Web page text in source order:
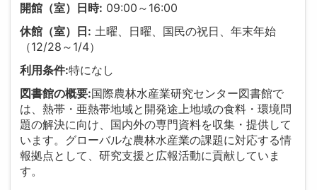
開館（室）日時: 09:00～16:00
休館（室）日: 土曜、日曜、国民の祝日、年末年始
（12/28～1/4）
利用条件:特になし
図書館の概要:国際農林水産業研究センター図書館で
は、熱帯・亜熱帯地域と開発途上地域の食料・環境問
題の解決に向け、国内外の専門資料を収集・提供して
います。グローバルな農林水産業の課題に対応する情
報拠点として、研究支援と広報活動に貢献していま
す。